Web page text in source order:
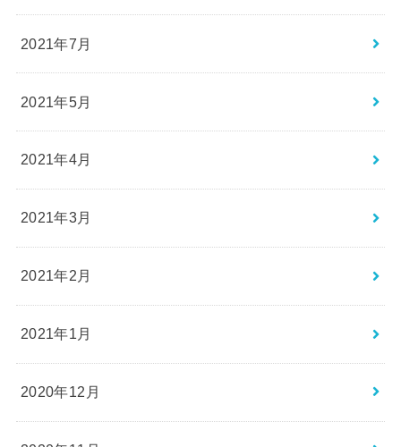
2021年7月
2021年5月
2021年4月
2021年3月
2021年2月
2021年1月
2020年12月